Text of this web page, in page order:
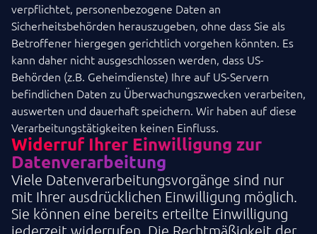
verpflichtet, personenbezogene Daten an
Sicherheitsbehörden herauszugeben, ohne dass Sie als
Betroffener hiergegen gerichtlich vorgehen könnten. Es
kann daher nicht ausgeschlossen werden, dass US-
Behörden (z.B. Geheimdienste) Ihre auf US-Servern
befindlichen Daten zu Überwachungszwecken verarbeiten,
auswerten und dauerhaft speichern. Wir haben auf diese
Verarbeitungstätigkeiten keinen Einfluss.
Widerruf Ihrer Einwilligung zur
Datenverarbeitung
Viele Datenverarbeitungsvorgänge sind nur
mit Ihrer ausdrücklichen Einwilligung möglich.
Sie können eine bereits erteilte Einwilligung
jederzeit widerrufen. Die Rechtmäßigkeit der